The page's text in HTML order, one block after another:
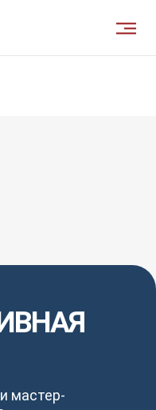
мастер-